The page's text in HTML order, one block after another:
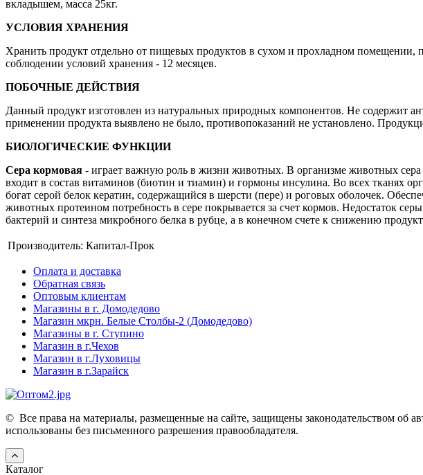
вкладышем, масса 25кг.
УСЛОВИЯ ХРАНЕНИЯ
Хранить продукт отдельно от пищевых продуктов в сухом и прохладном помещении,
соблюдении условий хранения - 12 месяцев.
ПОБОЧНЫЕ ДЕЙСТВИЯ
Данный продукт изготовлен из натуральных природных компонентов. Не
применении продукта выявлено не было, противопоказаний не установлено.
БИОЛОГИЧЕСКИЕ ФУНКЦИИ
Сера кормовая - играет важную роль в жизни животных. В организме животных
входит в состав витаминов (биотин и тиамин) и гормоны инсулина. Во всех тканях
богат серой белок кератин, содержащийся в шерсти (пере) и роговых оболочек.
животных протеином потребность в сере покрывается за счет кормов. Недостаток
бактерий и синтеза микробного белка в рубце, а в конечном счете к снижению
Производитель: Капитал-Прок
Оплата и доставка
Обратная связь
Оптовым клиентам
Магазины в г. Домодедово
Магазин мкрн. Белые Столбы-2 (Домодедово)
Магазины в г. Ступино
Магазин в г.Чехов
Магазин в г.Луховицы
Магазин в г.Зарайск
© Все права на материалы, размещенные на сайте, защищены законодательством об
использованы без письменного разрешения правообладателя.
Каталог